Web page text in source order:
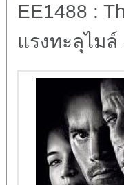
EE1488 :
แรงทะลุไม